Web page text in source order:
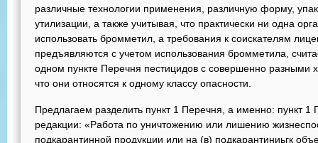
различные технологии применения, различную форму,
утилизации, а также учитывая, что практически ни одна
использовать бромметил, а требования к соискателям
предъявляются с учетом использования бромметила,
одном пункте Перечня пестицидов с совершенно разными
что они относятся к одному классу опасности.
Предлагаем разделить пункт 1 Перечня, а именно: пункт
редакции: «Работа по уничтожению или лишению
подкарантинной продукции или на (в) подкарантиниьгк